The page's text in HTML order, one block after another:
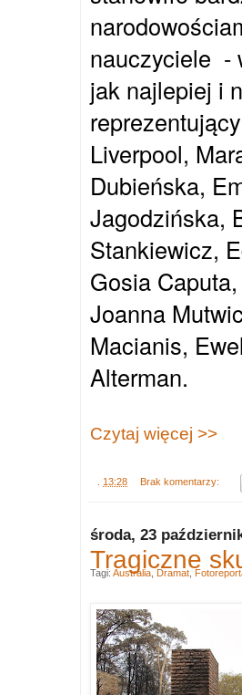
nauczyciele -
jak najlepiej i
Liverpool,
Dubieńska,
Jagodzińska,
Stankiewicz,
Gosia
Joanna
Macianis,
Alterman.
Czytaj więcej >>
. 13:28 Brak komentarzy:
środa, 23
Tragiczne
Tagi: Australia Dramat